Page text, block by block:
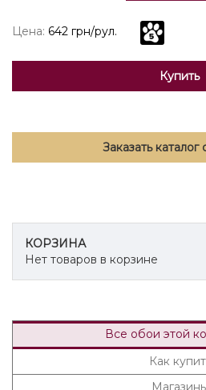
Цена: 642 грн/рул.
Купить
Заказать каталог
КОРЗИНА
Нет товаров в корзине
Все обои этой
Как